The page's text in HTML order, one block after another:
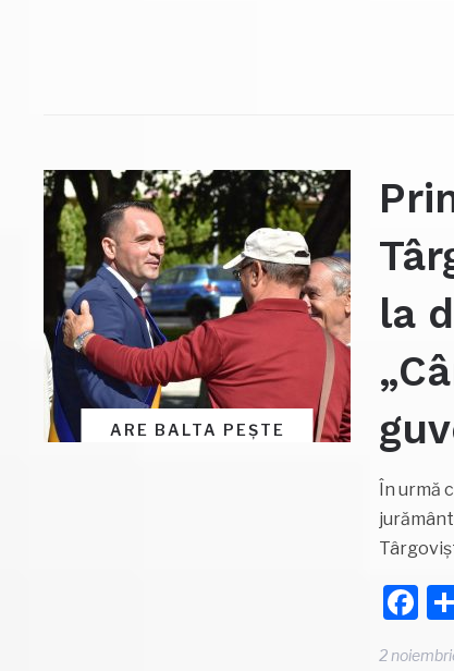
ARE BALTA PEȘTE
la
În urmă
2